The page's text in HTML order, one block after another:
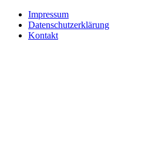
Impressum
Datenschutzerklärung
Kontakt